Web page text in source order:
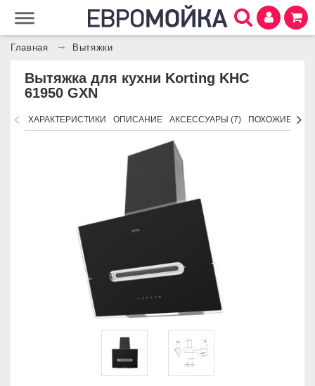
Главная Вытяжки
Вытяжка для кухни Korting KHC
61950 GXN
ХАРАКТЕРИСТИКИ ОПИСАНИЕ АКСЕССУАРЫ (7) ПОХОЖИЕ